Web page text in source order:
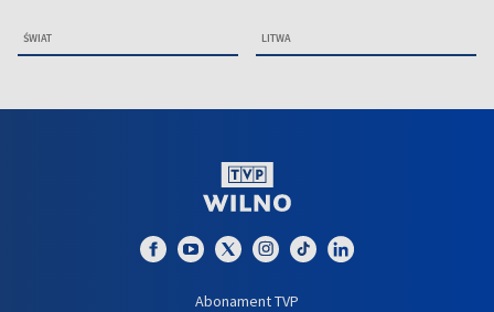
ŚWIAT LITWA
Abonament TVP